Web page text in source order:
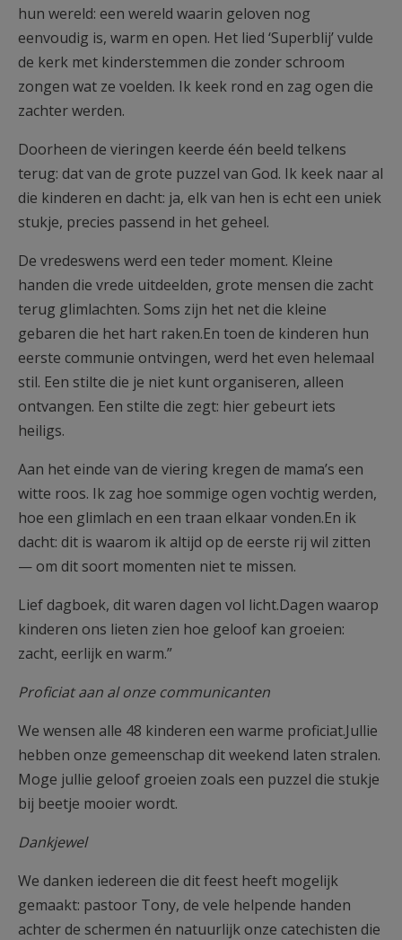
hun wereld: een wereld waarin geloven nog
eenvoudig is, warm en open. Het lied ‘Superblij’ vulde
de kerk met kinderstemmen die zonder schroom
zongen wat ze voelden. Ik keek rond en zag ogen die
zachter werden.
Doorheen de vieringen keerde één beeld telkens
terug: dat van de grote puzzel van God. Ik keek naar al
die kinderen en dacht: ja, elk van hen is echt een uniek
stukje, precies passend in het geheel.
De vredeswens werd een teder moment. Kleine
handen die vrede uitdeelden, grote mensen die zacht
terug glimlachten. Soms zijn het net die kleine
gebaren die het hart raken.En toen de kinderen hun
eerste communie ontvingen, werd het even helemaal
stil. Een stilte die je niet kunt organiseren, alleen
ontvangen. Een stilte die zegt: hier gebeurt iets
heiligs.
Aan het einde van de viering kregen de mama’s een
witte roos. Ik zag hoe sommige ogen vochtig werden,
hoe een glimlach en een traan elkaar vonden.En ik
dacht: dit is waarom ik altijd op de eerste rij wil zitten
— om dit soort momenten niet te missen.
Lief dagboek, dit waren dagen vol licht.Dagen waarop
kinderen ons lieten zien hoe geloof kan groeien:
zacht, eerlijk en warm.”
Proficiat aan al onze communicanten
We wensen alle 48 kinderen een warme proficiat.Jullie
hebben onze gemeenschap dit weekend laten stralen.
Moge jullie geloof groeien zoals een puzzel die stukje
bij beetje mooier wordt.
Dankjewel
We danken iedereen die dit feest heeft mogelijk
gemaakt: pastoor Tony, de vele helpende handen
achter de schermen én natuurlijk onze catechisten die